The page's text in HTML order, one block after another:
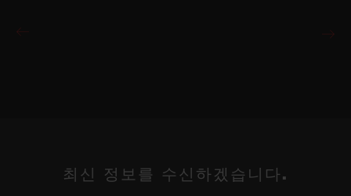
최신 정보를 수신하겠습니다.